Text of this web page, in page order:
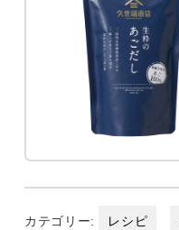
カテゴリー: レシピ